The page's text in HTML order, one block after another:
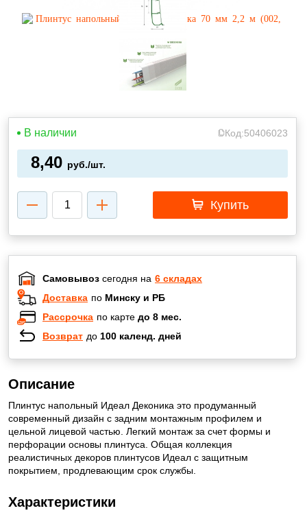
В наличии Код:50406023
8,40 руб./шт.
Купить
Самовывоз сегодня на 6 складах
Доставка по Минску и РБ
Рассрочка по карте до 8 мес.
Возврат до 100 календ. дней
Описание
Плинтус напольный Идеал Деконика это продуманный
современный дизайн с задним монтажным профилем и
цельной лицевой частью. Легкий монтаж за счет формы и
перфорации основы плинтуса. Общая коллекция
реалистичных декоров плинтусов Идеал с защитным
покрытием, продлевающим срок службы.
Характеристики